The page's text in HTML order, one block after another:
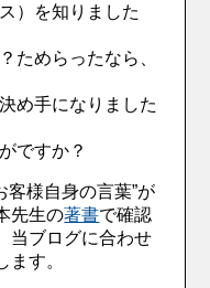
）を知りました
ためらったなら、
め手になりました
ですか？
客様自身の言葉”が
先生の著書で確認
当ブログに合わせ
す。